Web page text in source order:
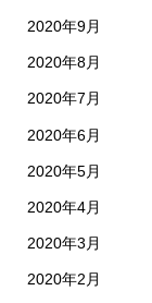
2020年9月
2020年8月
2020年7月
2020年6月
2020年5月
2020年4月
2020年3月
2020年2月